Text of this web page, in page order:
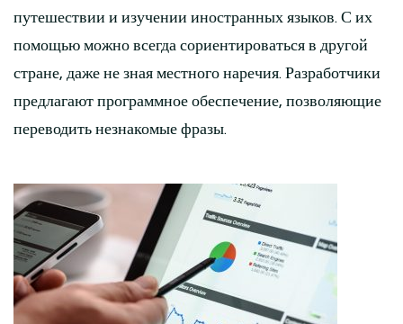
путешествии и изучении иностранных языков. С их
помощью можно всегда сориентироваться в другой
стране, даже не зная местного наречия. Разработчики
предлагают программное обеспечение, позволяющие
переводить незнакомые фразы.
Post
Navigation